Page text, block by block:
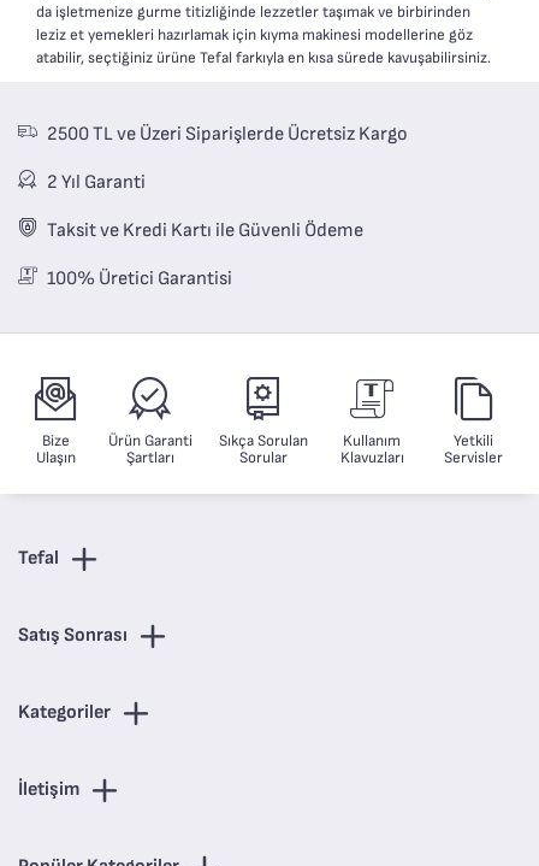
da işletmenize gurme titizliğinde lezzetler taşımak ve birbirinden
leziz et yemekleri hazırlamak için kıyma makinesi modellerine göz
atabilir, seçtiğiniz ürüne Tefal farkıyla en kısa sürede kavuşabilirsiniz.
2500 TL ve Üzeri Siparişlerde Ücretsiz Kargo
2 Yıl Garanti
Taksit ve Kredi Kartı ile Güvenli Ödeme
100% Üretici Garantisi
Bize
Ulaşın
Ürün Garanti
Şartları
Sıkça Sorulan
Sorular
Kullanım
Klavuzları
Yetkili
Servisler
Tefal
Satış Sonrası
Kategoriler
İletişim